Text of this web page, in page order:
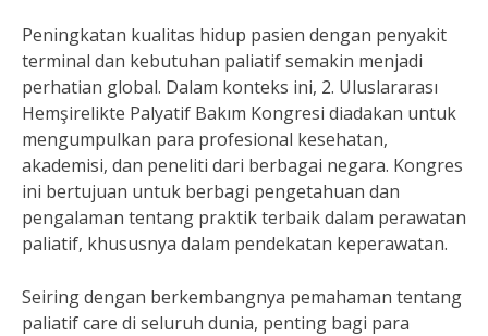
Peningkatan kualitas hidup pasien dengan penyakit
terminal dan kebutuhan paliatif semakin menjadi
perhatian global. Dalam konteks ini, 2. Uluslararası
Hemşirelikte Palyatif Bakım Kongresi diadakan untuk
mengumpulkan para profesional kesehatan,
akademisi, dan peneliti dari berbagai negara. Kongres
ini bertujuan untuk berbagi pengetahuan dan
pengalaman tentang praktik terbaik dalam perawatan
paliatif, khususnya dalam pendekatan keperawatan.
Seiring dengan berkembangnya pemahaman tentang
paliatif care di seluruh dunia, penting bagi para